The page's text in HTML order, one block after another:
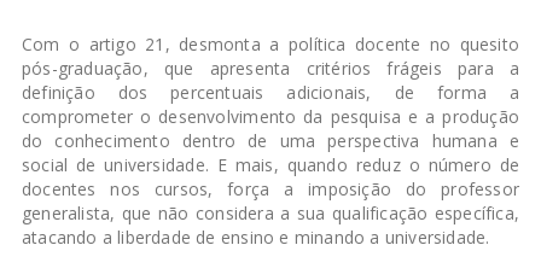
Com o artigo 21, desmonta a política docente no quesito
pós-graduação, que apresenta critérios frágeis para a
definição dos percentuais adicionais, de forma a
comprometer o desenvolvimento da pesquisa e a produção
do conhecimento dentro de uma perspectiva humana e
social de universidade. E mais, quando reduz o número de
docentes nos cursos, força a imposição do professor
generalista, que não considera a sua qualificação específica,
atacando a liberdade de ensino e minando a universidade.